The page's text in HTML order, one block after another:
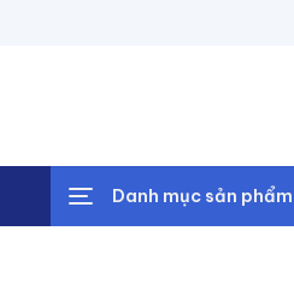
Danh mục sản phẩm